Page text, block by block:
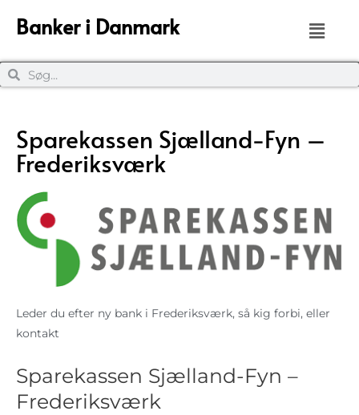
Banker i Danmark
Sparekassen Sjælland-Fyn –
Frederiksværk
Leder du efter ny bank i Frederiksværk, så kig forbi, eller
kontakt
Sparekassen Sjælland-Fyn –
Frederiksværk